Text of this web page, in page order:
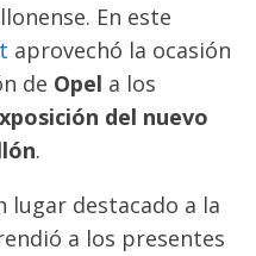
En este
aprovechó la ocasión
de Opel a los
del nuevo
.
lugar destacado a la
a los presentes